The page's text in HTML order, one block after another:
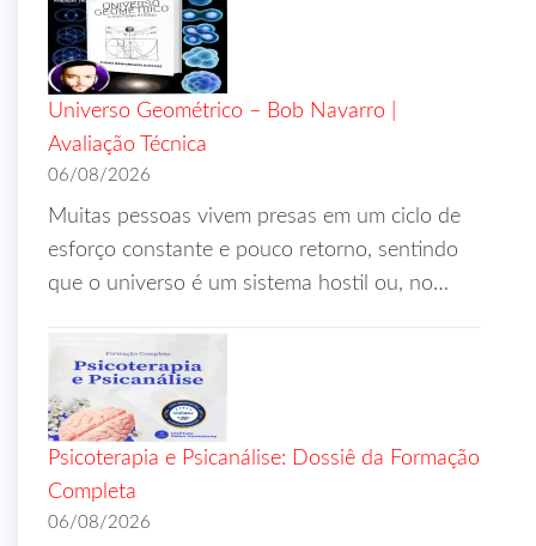
Universo Geométrico – Bob Navarro |
Avaliação Técnica
06/08/2026
Muitas pessoas vivem presas em um ciclo de
esforço constante e pouco retorno, sentindo
que o universo é um sistema hostil ou, no…
Psicoterapia e Psicanálise: Dossiê da Formação
Completa
06/08/2026